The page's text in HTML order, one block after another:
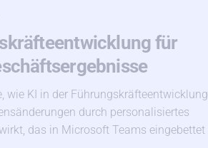
für
wie KI in der Führungskräfteentwicklung
durch personalisiertes
das in Microsoft Teams eingebettet